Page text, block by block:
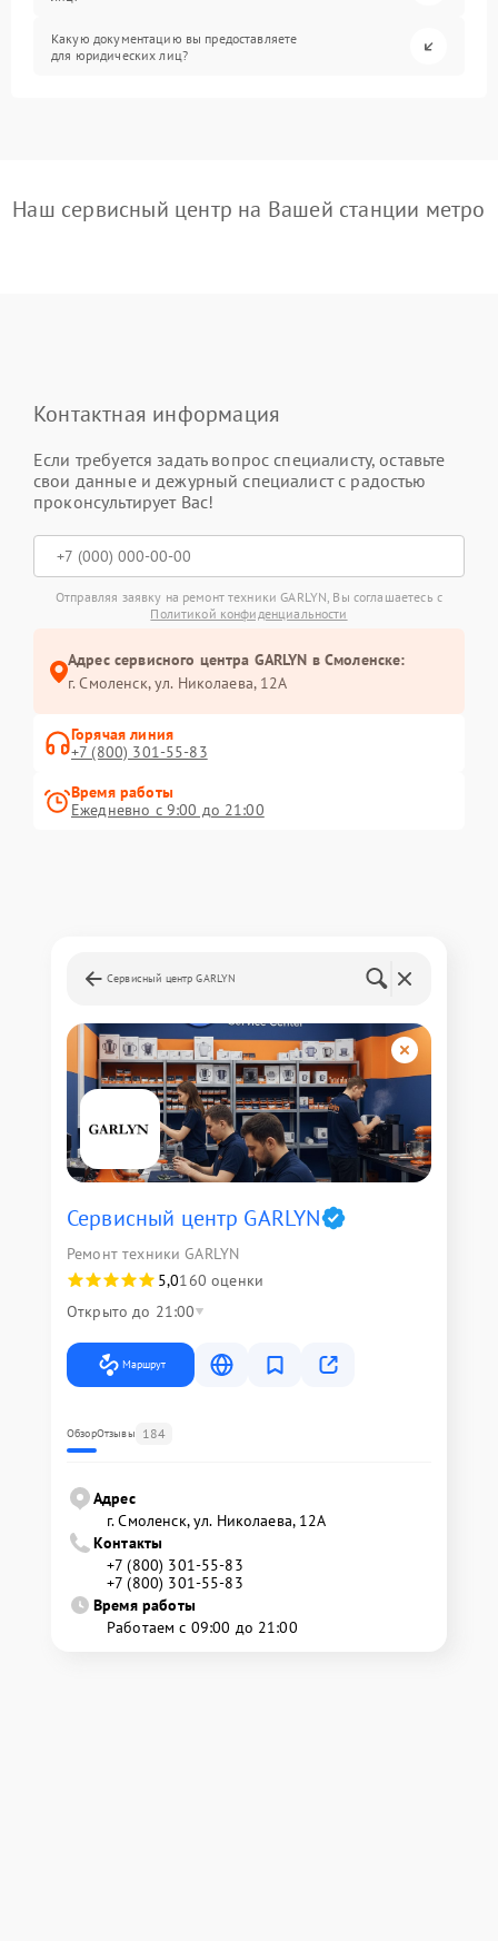
Какую документацию вы предоставляете
для юридических лиц?
Наш сервисный центр на Вашей станции метро
Контактная информация
Если требуется задать вопрос специалисту, оставьте
свои данные и дежурный специалист с радостью
проконсультирует Вас!
Отправляя заявку на ремонт техники GARLYN, Вы соглашаетесь с
Политикой конфиденциальности
Адрес сервисного центра GARLYN в Смоленске:
г. Смоленск, ул. Николаева, 12А
Горячая линия
+7 (800) 301-55-83
Время работы
Ежедневно с 9:00 до 21:00
Сервисный центр GARLYN
Сервисный центр GARLYN
Ремонт техники GARLYN
5,0160 оценки
Открыто до 21:00
Маршрут
ОбзорОтзывы 184
Адрес
г. Смоленск, ул. Николаева, 12А
Контакты
+7 (800) 301-55-83
+7 (800) 301-55-83
Время работы
Работаем с 09:00 до 21:00